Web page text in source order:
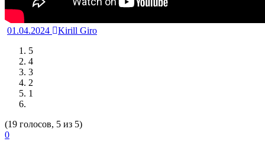
01.04.2024
Kirill Giro
5
4
3
2
1
(19 голосов, 5 из 5)
0